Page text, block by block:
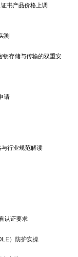
书产品价格上调
测
SSL证书与硬件安全模块HSM深度解析：如何实现密钥存储与传输的双重安全防护？
请
行业规范解读
认证要求
）防护实操